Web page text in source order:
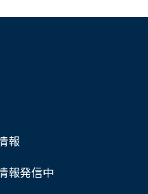
報
報発信中